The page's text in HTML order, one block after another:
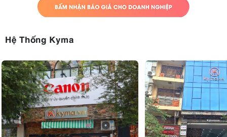
Hệ Thống Kyma